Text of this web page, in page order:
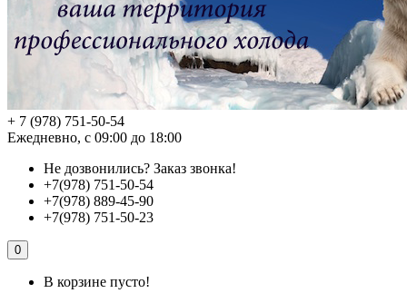
+ 7 (978) 751-50-54
Ежедневно, с 09:00 до 18:00
Не дозвонились? Заказ звонка!
+7(978) 751-50-54
+7(978) 889-45-90
+7(978) 751-50-23
0
В корзине пусто!